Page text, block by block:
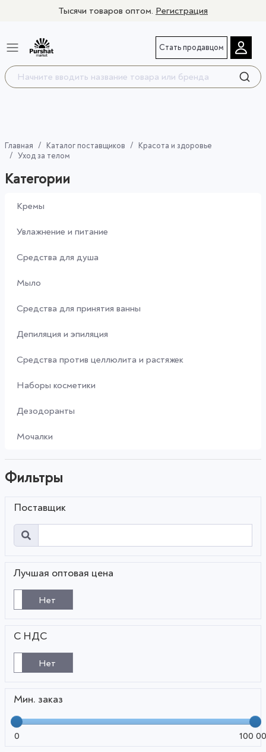
Тысячи товаров оптом. Регистрация
Стать продавцом
Главная Каталог поставщиков
Красота и здоровье
Уход за телом
Категории
Кремы
Увлажнение и питание
Средства для душа
Мыло
Средства для принятия ванны
Депиляция и эпиляция
Средства против целлюлита и растяжек
Наборы косметики
Дезодоранты
Мочалки
Фильтры
Поставщик
Лучшая оптовая цена
Нет
С НДС
Нет
Мин. заказ
0 100